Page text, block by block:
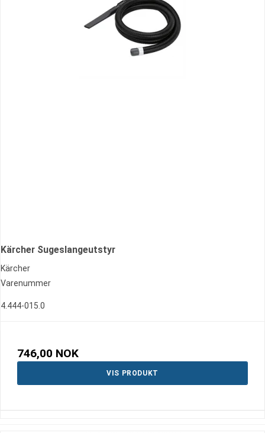
Kärcher Sugeslangeutstyr
Kärcher
Varenummer
4.444-015.0
746,00 NOK
VIS PRODUKT